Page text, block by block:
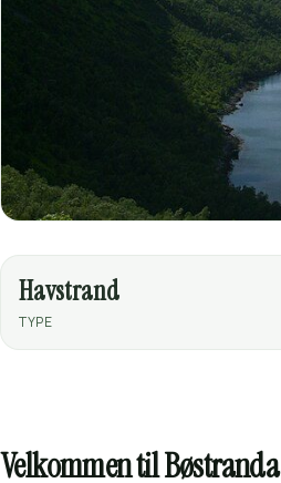
Havstrand
TYPE
Velkommen til Bøstranda